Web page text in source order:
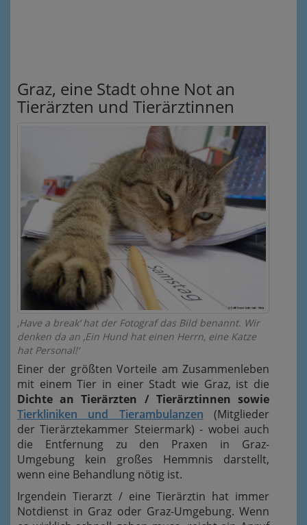
Graz, eine Stadt ohne Not an
Tierärzten und Tierärztinnen
‚Have a break‘ hat der Fotograf das Bild benannt. Wir
denken da an ‚Ein Hund hat einen Herrn, eine Katze
hat Personal!‘
Einer der größten Vorteile am Zusammenleben
mit einem Tier in einer Stadt wie Graz, ist die
Dichte an Tierärzten / Tierärztinnen sowie
Tierkliniken und Tierambulanzen (Mitglieder
der Tierärztekammer Steiermark) - wobei auch
die Entfernung zu den Praxen in Graz-
Umgebung kein großes Hemmnis darstellt,
wenn eine Behandlung nötig ist.
Irgendein Tierarzt / eine Tierärztin hat immer
Notdienst in Graz oder Graz-Umgebung. Wenn